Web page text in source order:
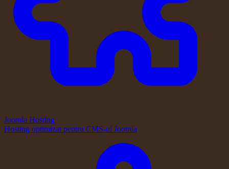
Joomla Hosting
Hosting optimizat pentru CMS-ul Joomla